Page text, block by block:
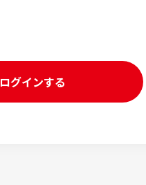
ログインする